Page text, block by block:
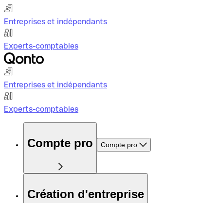
Entreprises et indépendants
Experts-comptables
Entreprises et indépendants
Experts-comptables
Compte pro Compte pro
Création d'entreprise